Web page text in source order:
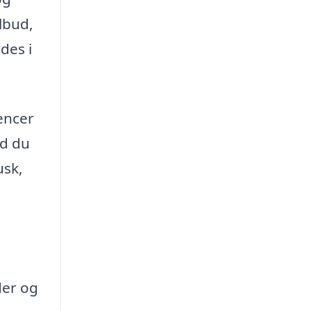
i
du
og